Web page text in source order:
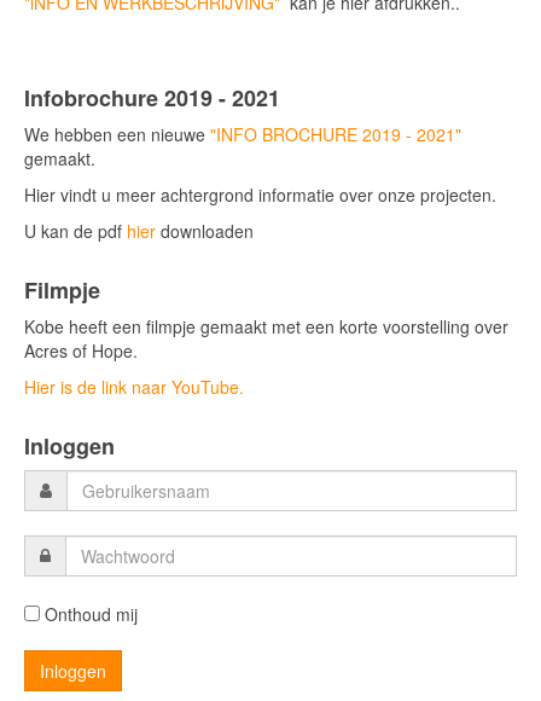
Infobrochure 2019 - 2021
We hebben een nieuwe "INFO BROCHURE 2019 - 2021"
gemaakt.
Hier vindt u meer achtergrond informatie over onze projecten.
U kan de pdf hier downloaden
Filmpje
Kobe heeft een filmpje gemaakt met een korte voorstelling over
Acres of Hope.
Hier is de link naar YouTube.
Inloggen
Onthoud mij